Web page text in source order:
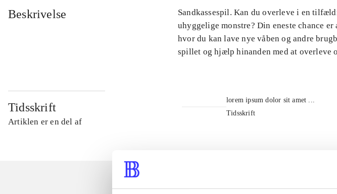
Beskrivelse
Sandkassespil. Kan du overleve i en
uhyggelige monstre? Din eneste chance
hvor du kan lave nye våben og andre
spillet og hjælp hinanden med at overleve
Tidsskrift
Artiklen er en del af
lorem ipsum dolor sit amet ...
Tidsskrift